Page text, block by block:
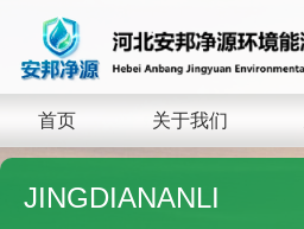
首页 关于我们
JINGDIANANLI